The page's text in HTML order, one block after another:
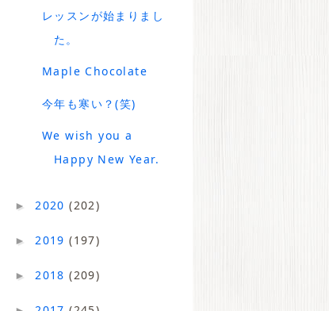
レッスンが始まりまし
た。
Maple Chocolate
今年も寒い？(笑)
We wish you a
Happy New Year.
► 2020(202)
► 2019(197)
► 2018(209)